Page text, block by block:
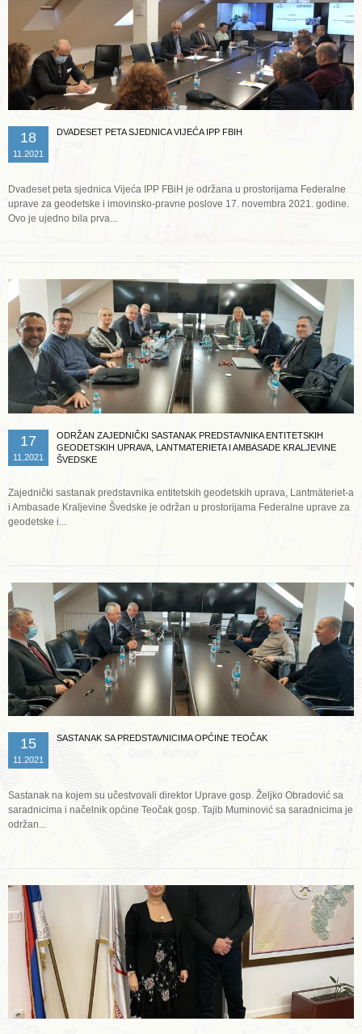
18
11.2021
DVADESET PETA SJEDNICA VIJEĆA IPP FBIH
Dvadeset peta sjednica Vijeća IPP FBiH je održana u prostorijama Federalne
uprave za geodetske i imovinsko-pravne poslove 17. novembra 2021. godine.
Ovo je ujedno bila prva...
17
11.2021
ODRŽAN ZAJEDNIČKI SASTANAK PREDSTAVNIKA ENTITETSKIH
GEODETSKIH UPRAVA, LANTMATERIETA I AMBASADE KRALJEVINE
ŠVEDSKE
Zajednički sastanak predstavnika entitetskih geodetskih uprava, Lantmäteriet-a
i Ambasade Kraljevine Švedske je održan u prostorijama Federalne uprave za
geodetske i...
15
11.2021
SASTANAK SA PREDSTAVNICIMA OPĆINE TEOČAK
Sastanak na kojem su učestvovali direktor Uprave gosp. Željko Obradović sa
saradnicima i načelnik općine Teočak gosp. Tajib Muminović sa saradnicima je
održan...